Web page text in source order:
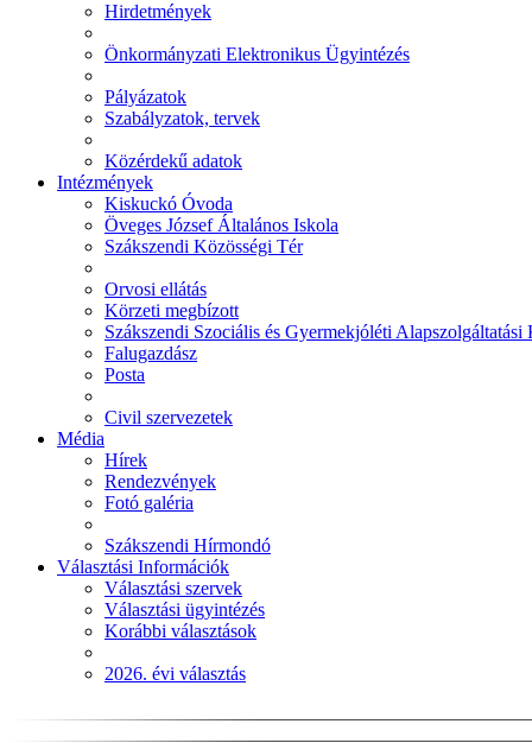
Hirdetmények
Önkormányzati Elektronikus Ügyintézés
Pályázatok
Szabályzatok, tervek
Közérdekű adatok
Intézmények
Kiskuckó Óvoda
Öveges József Általános Iskola
Szákszendi Közösségi Tér
Orvosi ellátás
Körzeti megbízott
Szákszendi Szociális és Gyermekjóléti Alapszolgáltatási
Falugazdász
Posta
Civil szervezetek
Média
Hírek
Rendezvények
Fotó galéria
Szákszendi Hírmondó
Választási Információk
Választási szervek
Választási ügyintézés
Korábbi választások
2026. évi választás